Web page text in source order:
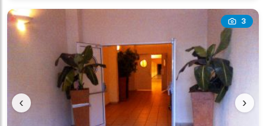
3
‹ ›